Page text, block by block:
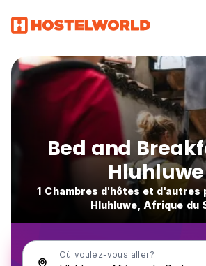
Bed and
Hluhluwe
1 Chambres d'hôtes et d'autres
Hluhluwe, Afrique du
Où voulez-vous aller?